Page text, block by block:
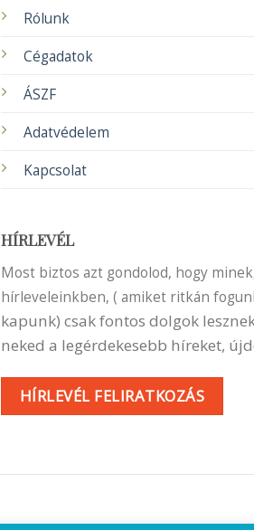
Rólunk
Cégadatok
ÁSZF
Adatvédelem
Kapcsolat
HÍRLEVÉL
Most biztos azt gondolod, hogy
hírleveleinkben, ( amiket ritkán
kapunk) csak fontos dolgok
neked a legérdekesebb híreket,
HÍRLEVÉL FELIRATKOZÁS